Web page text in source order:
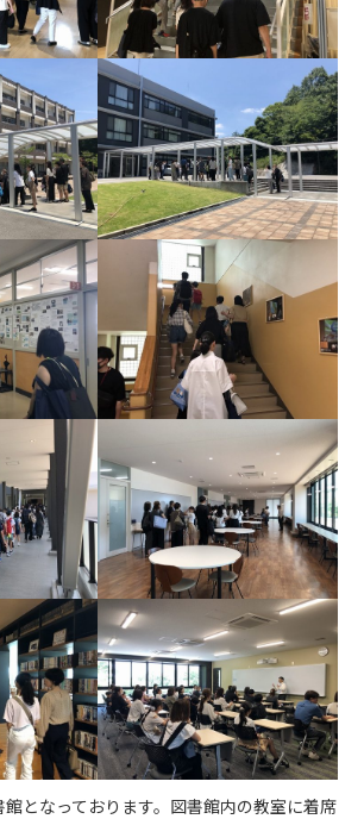
となっております。図書館内の教室に着席